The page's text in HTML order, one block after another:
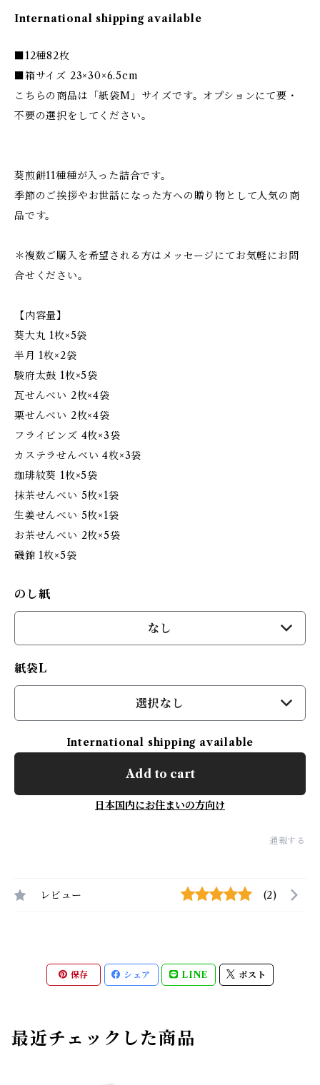
International shipping available
■12種82枚
■箱サイズ 23×30×6.5cm
こちらの商品は「紙袋M」サイズです。オプションにて要・
不要の選択をしてください。
葵煎餅11種種が入った詰合です。
季節のご挨拶やお世話になった方への贈り物として人気の商
品です。
＊複数ご購入を希望される方はメッセージにてお気軽にお問
合せください。
【内容量】
葵大丸 1枚×5袋
半月 1枚×2袋
駿府太鼓 1枚×5袋
瓦せんべい 2枚×4袋
栗せんべい 2枚×4袋
フライビンズ 4枚×3袋
カステラせんべい 4枚×3袋
珈琲紋葵 1枚×5袋
抹茶せんべい 5枚×1袋
生姜せんべい 5枚×1袋
お茶せんべい 2枚×5袋
磯錦 1枚×5袋
のし紙
なし
紙袋L
選択なし
International shipping available
Add to cart
日本国内にお住まいの方向け
通報する
レビュー (2)
保存 シェア LINE ポスト
最近チェックした商品